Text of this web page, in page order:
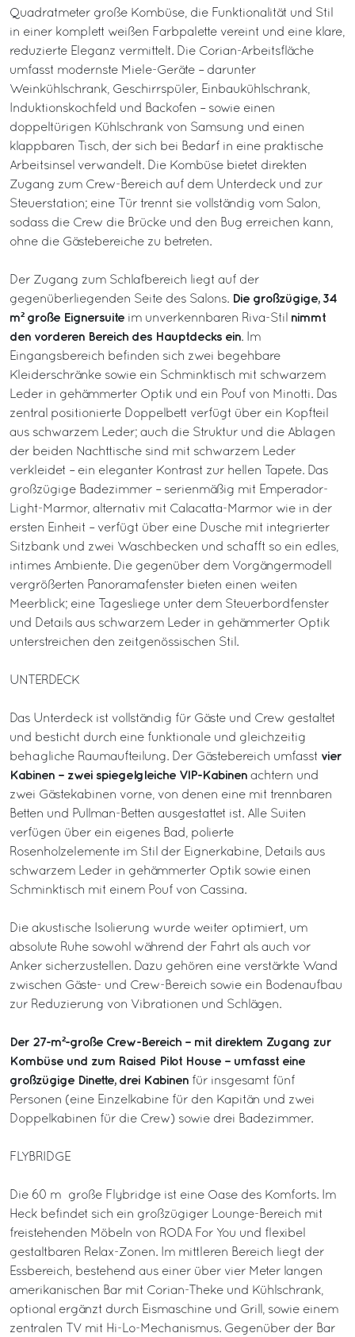
Quadratmeter große Kombüse, die Funktionalität und Stil
in einer komplett weißen Farbpalette vereint und eine klare,
reduzierte Eleganz vermittelt. Die Corian-Arbeitsfläche
umfasst modernste Miele-Geräte – darunter
Weinkühlschrank, Geschirrspüler, Einbaukühlschrank,
Induktionskochfeld und Backofen – sowie einen
doppeltürigen Kühlschrank von Samsung und einen
klappbaren Tisch, der sich bei Bedarf in eine praktische
Arbeitsinsel verwandelt. Die Kombüse bietet direkten
Zugang zum Crew-Bereich auf dem Unterdeck und zur
Steuerstation; eine Tür trennt sie vollständig vom Salon,
sodass die Crew die Brücke und den Bug erreichen kann,
ohne die Gästebereiche zu betreten.
Der Zugang zum Schlafbereich liegt auf der
gegenüberliegenden Seite des Salons. Die großzügige, 34
m² große Eignersuite im unverkennbaren Riva-Stil nimmt
den vorderen Bereich des Hauptdecks ein. Im
Eingangsbereich befinden sich zwei begehbare
Kleiderschränke sowie ein Schminktisch mit schwarzem
Leder in gehämmerter Optik und ein Pouf von Minotti. Das
zentral positionierte Doppelbett verfügt über ein Kopfteil
aus schwarzem Leder; auch die Struktur und die Ablagen
der beiden Nachttische sind mit schwarzem Leder
verkleidet – ein eleganter Kontrast zur hellen Tapete. Das
großzügige Badezimmer – serienmäßig mit Emperador-
Light-Marmor, alternativ mit Calacatta-Marmor wie in der
ersten Einheit – verfügt über eine Dusche mit integrierter
Sitzbank und zwei Waschbecken und schafft so ein edles,
intimes Ambiente. Die gegenüber dem Vorgängermodell
vergrößerten Panoramafenster bieten einen weiten
Meerblick; eine Tagesliege unter dem Steuerbordfenster
und Details aus schwarzem Leder in gehämmerter Optik
unterstreichen den zeitgenössischen Stil.
UNTERDECK
Das Unterdeck ist vollständig für Gäste und Crew gestaltet
und besticht durch eine funktionale und gleichzeitig
behagliche Raumaufteilung. Der Gästebereich umfasst vier
Kabinen – zwei spiegelgleiche VIP-Kabinen achtern und
zwei Gästekabinen vorne, von denen eine mit trennbaren
Betten und Pullman-Betten ausgestattet ist. Alle Suiten
verfügen über ein eigenes Bad, polierte
Rosenholzelemente im Stil der Eignerkabine, Details aus
schwarzem Leder in gehämmerter Optik sowie einen
Schminktisch mit einem Pouf von Cassina.
Die akustische Isolierung wurde weiter optimiert, um
absolute Ruhe sowohl während der Fahrt als auch vor
Anker sicherzustellen. Dazu gehören eine verstärkte Wand
zwischen Gäste- und Crew-Bereich sowie ein Bodenaufbau
zur Reduzierung von Vibrationen und Schlägen.
Der 27-m²-große Crew-Bereich – mit direktem Zugang zur
Kombüse und zum Raised Pilot House – umfasst eine
großzügige Dinette, drei Kabinen für insgesamt fünf
Personen (eine Einzelkabine für den Kapitän und zwei
Doppelkabinen für die Crew) sowie drei Badezimmer.
FLYBRIDGE
Die 60 m² große Flybridge ist eine Oase des Komforts. Im
Heck befindet sich ein großzügiger Lounge-Bereich mit
freistehenden Möbeln von RODA For You und flexibel
gestaltbaren Relax-Zonen. Im mittleren Bereich liegt der
Essbereich, bestehend aus einer über vier Meter langen
amerikanischen Bar mit Corian-Theke und Kühlschrank,
optional ergänzt durch Eismaschine und Grill, sowie einem
zentralen TV mit Hi-Lo-Mechanismus. Gegenüber der Bar